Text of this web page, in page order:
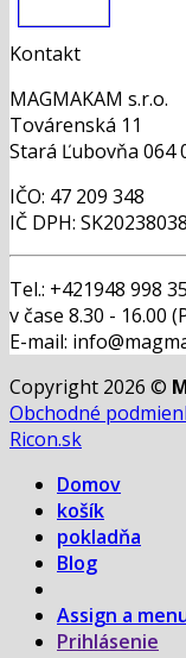
Kontakt
MAGMAKAM s.r.o.
Továrenská 11
Stará Ľubovňa 064
IČO: 47 209 348
IČ DPH:
Tel.: +421948 998
v čase 8.30 - 16.00
E-mail:
Copyright 2026 ©
Obchodné
Ricon.sk
Domov
košík
pokladňa
Blog
Assign a
Prihlásenie